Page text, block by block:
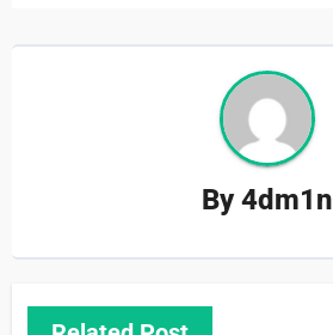
By4dm1n